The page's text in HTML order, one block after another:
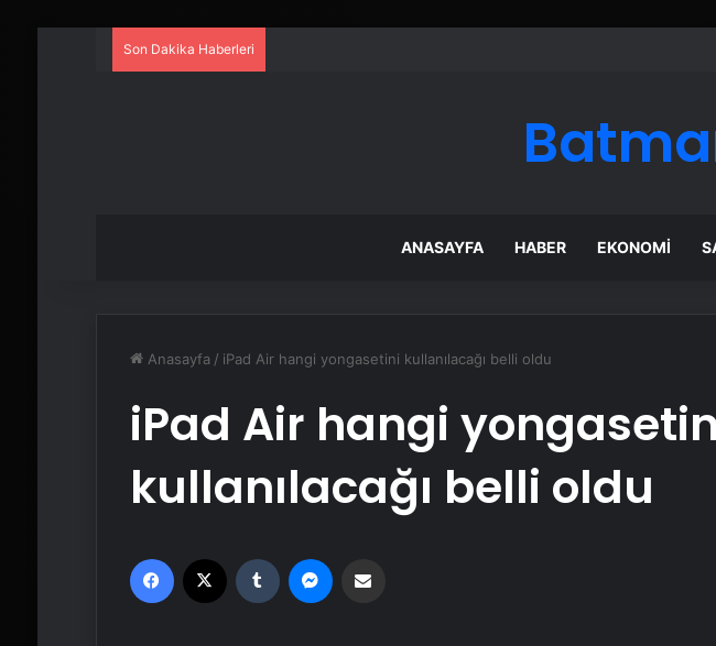
Son Dakika Haberleri
ANASAYFA HABER EKONOMI
Anasayfa / iPad Air hangi yongasetini kullanılacağı belli oldu
iPad Air hangi
kullanılacağı belli oldu
Facebook Tumblr